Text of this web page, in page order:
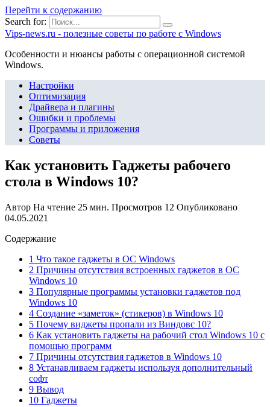
Перейти к содержанию
Search for:
Vips-news.ru - полезные советы по работе с Windows
Особенности и нюансы работы с операционной системой
Windows.
Настройки
Оптимизация
Драйвера и плагины
Ошибки и проблемы
Программы и приложения
Советы
Как установить Гаджеты рабочего
стола в Windows 10?
Автор На чтение 25 мин. Просмотров 12 Опубликовано
04.05.2021
Содержание
1 Что такое гаджеты в ОС Windows
2 Причины отсутствия встроенных гаджетов в ОС
Windows 10
3 Популярные программы установки гаджетов под
Windows 10
4 Создание «заметок» (стикеров) в Windows 10
5 Почему виджеты пропали из Виндовс 10?
6 Как установить гаджеты на рабочий стол Windows 10 с
помощью программ
7 Причины отсутствия гаджетов в Windows 10
8 Устанавливаем гаджеты используя дополнительный
софт
9 Вывод
10 Гаджеты